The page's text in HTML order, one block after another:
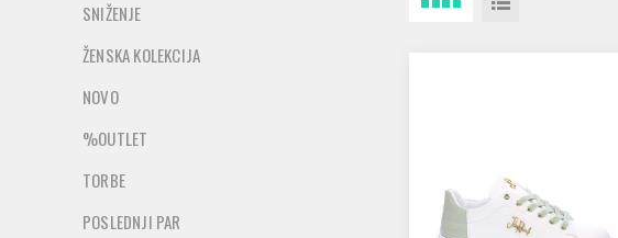
SNIŽENJE
ŽENSKA KOLEKCIJA
NOVO
%OUTLET
TORBE
POSLEDNJI PAR